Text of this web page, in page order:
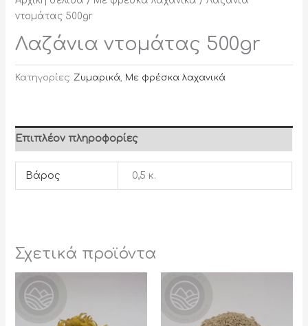
ντομάτας 500gr
Λαζάνια ντομάτας 500gr
Κατηγορίες:Ζυμαρικά, Με φρέσκα λαχανικά
Επιπλέον πληροφορίες
Βάρος 0,5 κ.
Σχετικά προϊόντα